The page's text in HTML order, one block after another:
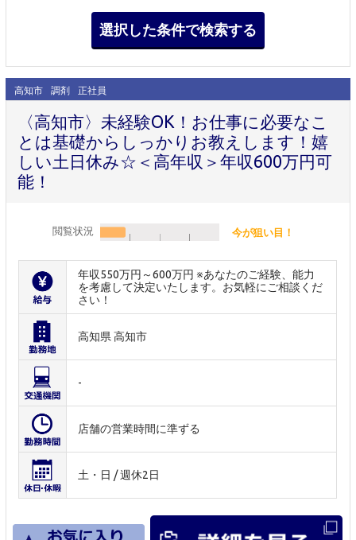
高知市 調剤 正社員
〈高知市〉未経験OK！お仕事に必要なこ
とは基礎からしっかりお教えします！嬉
しい土日休み☆＜高年収＞年収600万円可
能！
閲覧状況 今が狙い目！
年収550万円～600万円 ※あなたのご経験、能力
を考慮して決定いたします。お気軽にご相談くだ
さい！
高知県 高知市
-
店舗の営業時間に準ずる
土・日 / 週休2日